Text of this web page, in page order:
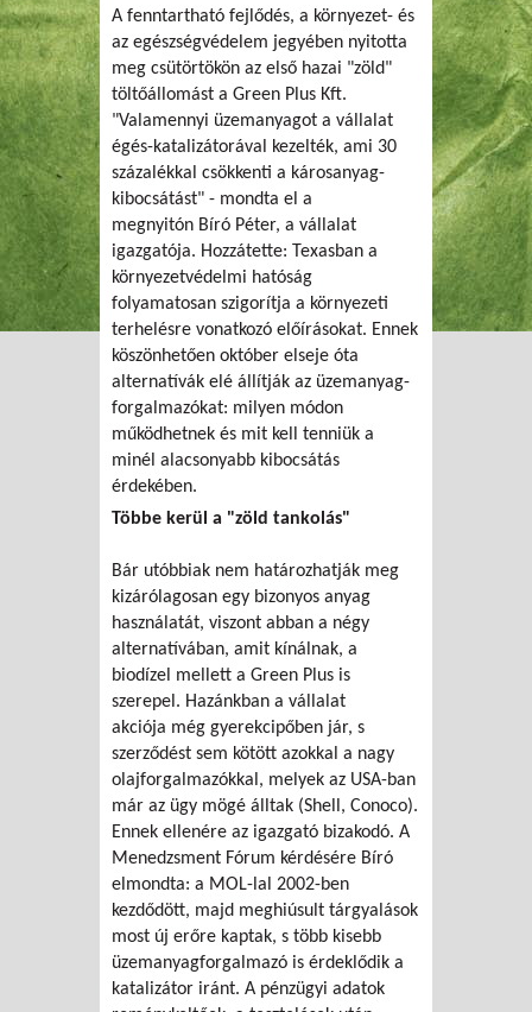
A fenntartható fejlődés, a környezet- és
az egészségvédelem jegyében nyitotta
meg csütörtökön az első hazai "zöld"
töltőállomást a Green Plus Kft.
"Valamennyi üzemanyagot a vállalat
égés-katalizátorával kezelték, ami 30
százalékkal csökkenti a károsanyag-
kibocsátást" - mondta el a
megnyitón Bíró Péter, a vállalat
igazgatója. Hozzátette: Texasban a
környezetvédelmi hatóság
folyamatosan szigorítja a környezeti
terhelésre vonatkozó előírásokat. Ennek
köszönhetően október elseje óta
alternatívák elé állítják az üzemanyag-
forgalmazókat: milyen módon
működhetnek és mit kell tenniük a
minél alacsonyabb kibocsátás
érdekében.
Többe kerül a "zöld tankolás"
Bár utóbbiak nem határozhatják meg
kizárólagosan egy bizonyos anyag
használatát, viszont abban a négy
alternatívában, amit kínálnak, a
biodízel mellett a Green Plus is
szerepel. Hazánkban a vállalat
akciója még gyerekcipőben jár, s
szerződést sem kötött azokkal a nagy
olajforgalmazókkal, melyek az USA-ban
már az ügy mögé álltak (Shell, Conoco).
Ennek ellenére az igazgató bizakodó. A
Menedzsment Fórum kérdésére Bíró
elmondta: a MOL-lal 2002-ben
kezdődött, majd meghiúsult tárgyalások
most új erőre kaptak, s több kisebb
üzemanyagforgalmazó is érdeklődik a
katalizátor iránt. A pénzügyi adatok